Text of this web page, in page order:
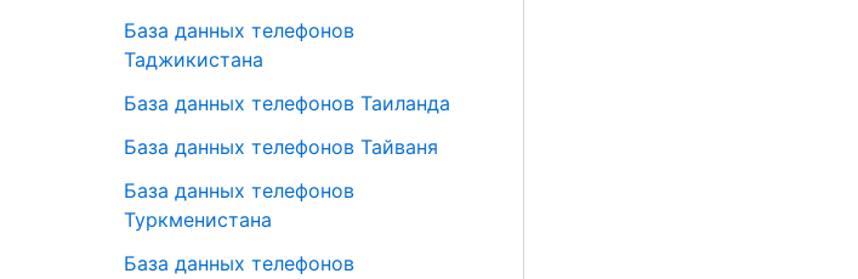
База данных телефонов
Таджикистана
База данных телефонов Таиланда
База данных телефонов Тайваня
База данных телефонов
Туркменистана
База данных телефонов